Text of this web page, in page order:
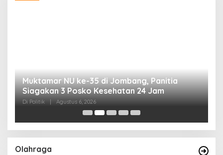
Muktamar NU ke-35 di Jombang, Panitia
Siagakan 3 Posko Kesehatan 24 Jam
Di Politik Agustus 6, 2026
Olahraga